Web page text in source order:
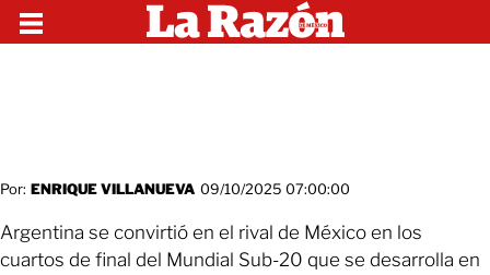
Por: ENRIQUE VILLANUEVA 09/10/2025 07:00:00
Argentina se convirtió en el rival de México en los
cuartos de final del Mundial Sub-20 que se desarrolla en